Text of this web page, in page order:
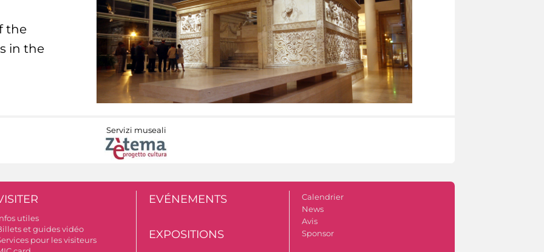
the
in the
Servizi museali
utiles
et guides vidéo
pour les visiteurs
EVÉNEMENTS
EXPOSITIONS
Calendrier
News
Avis
Sponsor